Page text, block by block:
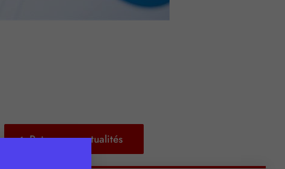
Retour aux actualités